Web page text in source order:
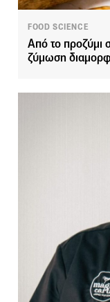
FOOD SCIENCE
Από το προζύμι
ζύμωση